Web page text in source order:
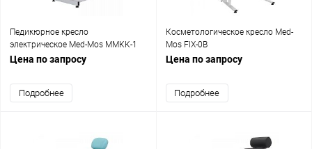
Педикюрное кресло
электрическое Med-Mos ММКК-1
(КО-171.01Д)
Цена по запросу
Подробнее
Косметологическое кресло Med-
Mos FIX-0B
Цена по запросу
Подробнее